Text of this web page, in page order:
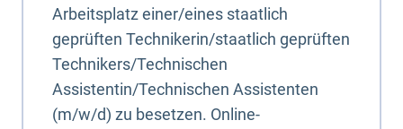
Arbeitsplatz einer/eines staatlich
geprüften Technikerin/staatlich geprüften
Technikers/Technischen
Assistentin/Technischen Assistenten
(m/w/d) zu besetzen. Online-